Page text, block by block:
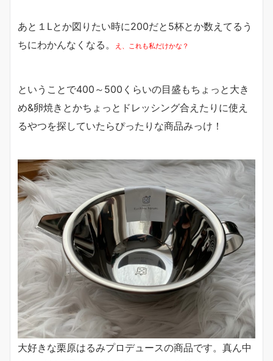
あと１Lとか図りたい時に200だと5杯とか数えてるう
ちにわかんなくなる。
え、これも私だけかな？
ということで400～500くらいの目盛もちょっと大き
め&卵焼きとかちょっとドレッシング合えたりに使え
るやつを探していたらぴったりな商品みっけ！
大好きな栗原はるみプロデュースの商品です。真ん中